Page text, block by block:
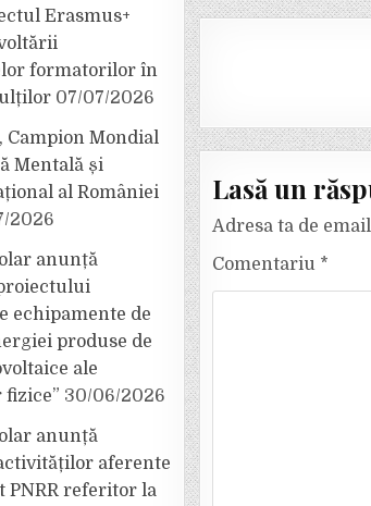
Lasă un
Adresa ta de
Comentariu *
Erasmus+
formatorilor în
07/07/2026
Campion Mondial
Mentală și
al României
2026
anunță
echipamente de
produse de
ale
fizice” 30/06/2026
anunță
aferente
PNRR referitor la